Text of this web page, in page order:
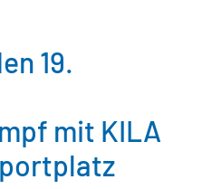
19.
mit KILA